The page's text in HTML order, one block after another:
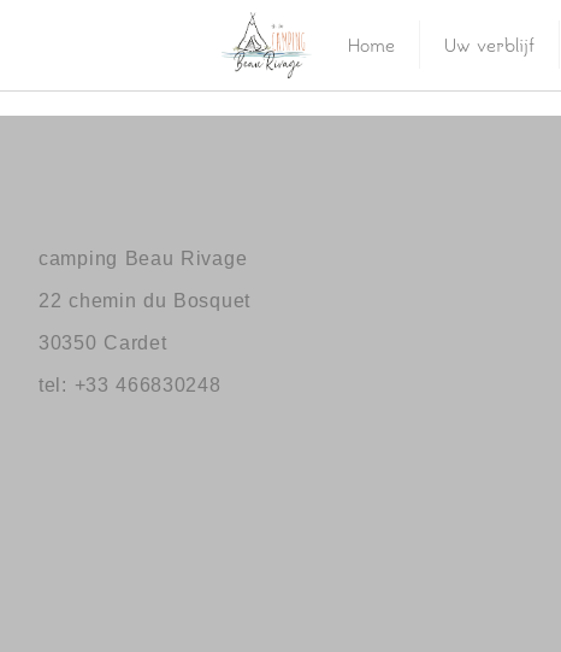
Home Uw verblijf
camping Beau Rivage
22 chemin du Bosquet
30350 Cardet
tel: +33 466830248